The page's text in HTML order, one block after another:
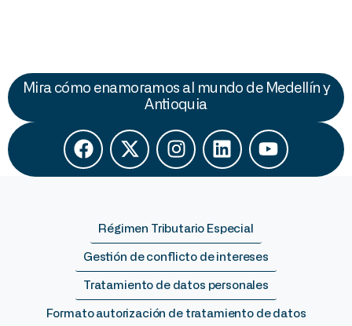
Mira cómo enamoramos al mundo de Medellín y
Antioquia
Régimen Tributario Especial
Gestión de conflicto de intereses
Tratamiento de datos personales
Formato autorización de tratamiento de datos